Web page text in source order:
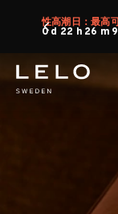
性高潮日：最高
0 d 22 h 26 m